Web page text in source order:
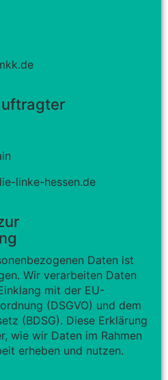
linke-hessen.de
Daten ist
Wir verarbeiten Daten
mit der EU-
(DSGVO) und dem
(BDSG). Diese Erklärung
wie wir Daten im Rahmen
erheben und nutzen.